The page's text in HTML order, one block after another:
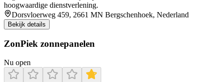
hoogwaardige dienstverlening.
Dorsvloerweg 459, 2661 MN Bergschenhoek, Nederland
Bekijk details
ZonPiek zonnepanelen
Nu open